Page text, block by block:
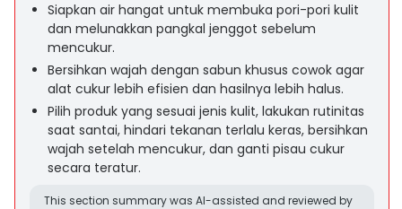
Siapkan air hangat untuk membuka pori-pori kulit
dan melunakkan pangkal jenggot sebelum
mencukur.
Bersihkan wajah dengan sabun khusus cowok agar
alat cukur lebih efisien dan hasilnya lebih halus.
Pilih produk yang sesuai jenis kulit, lakukan rutinitas
saat santai, hindari tekanan terlalu keras, bersihkan
wajah setelah mencukur, dan ganti pisau cukur
secara teratur.
This section summary was AI-assisted and reviewed by